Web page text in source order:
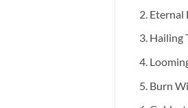
Eternal
Hailing
Burn